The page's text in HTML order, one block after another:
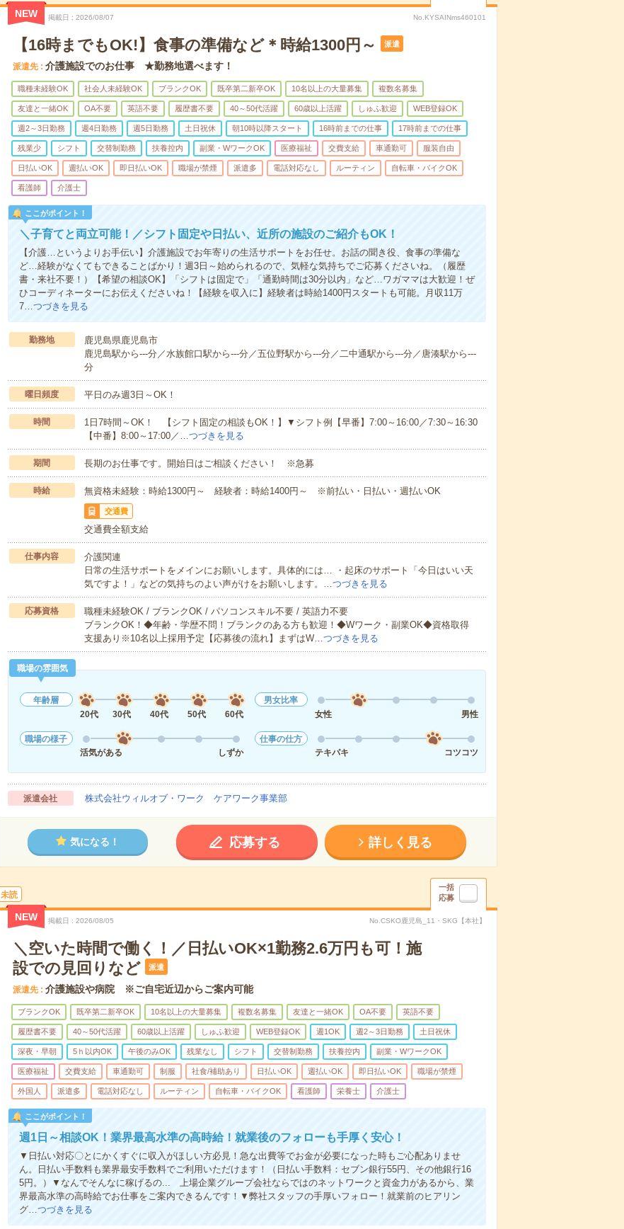
NEW 掲載日 2026/08/07 No.KYSAINms460101
【16時までもOK!】食事の準備など＊時給1300円～ 派遣
派遣先 介護施設でのお仕事 ★勤務地選べます！
職種未経験OK 社会人未経験OK ブランクOK 既卒第二新卒OK 10名以上の大量募集 複数名募集
友達と一緒OK OA不要 英語不要 履歴書不要 40～50代活躍 60歳以上活躍 しゅふ歓迎 WEB登録OK
週2～3日勤務 週4日勤務 週5日勤務 土日祝休 朝10時以降スタート 16時前までの仕事 17時前までの仕事
残業少 シフト 交替制勤務 扶養控内 副業・WワークOK 医療福祉 交費支給 車通勤可 服装自由
日払いOK 週払いOK 即日払いOK 職場が禁煙 派遣多 電話対応なし ルーティン 自転車・バイクOK
看護師 介護士
ここがポイント！
＼子育てと両立可能！／シフト固定や日払い、近所の施設のご紹介もOK！
【介護…というよりお手伝い】介護施設でお年寄りの生活サポートをお任せ。お話の聞き役、食事の準備な
ど…経験がなくてもできることばかり！週3日～始められるので、気軽な気持ちでご応募くださいね。（履歴
書・来社不要！）【希望の相談OK】「シフトは固定で」「通勤時間は30分以内」など…ワガママは大歓迎！ぜ
ひコーディネーターにお伝えくださいね！【経験を収入に】経験者は時給1400円スタートも可能。月収11万
7…つづきを見る
勤務地
鹿児島県鹿児島市
鹿児島駅から---分／水族館口駅から---分／五位野駅から---分／二中通駅から---分／唐湊駅から---
分
曜日頻度 平日のみ週3日～OK！
時間
1日7時間～OK！ 【シフト固定の相談もOK！】▼シフト例【早番】7:00～16:00／7:30～16:30
【中番】8:00～17:00／…つづきを見る
期間 長期のお仕事です。開始日はご相談ください！ ※急募
時給 無資格未経験：時給1300円～ 経験者：時給1400円～ ※前払い・日払い・週払いOK
交通費
交通費全額支給
仕事内容
介護関連
日常の生活サポートをメインにお願いします。具体的には… ・起床のサポート「今日はいい天
気ですよ！」などの気持ちのよい声がけをお願いします。…つづきを見る
応募資格
職種未経験OK / ブランクOK / パソコンスキル不要 / 英語力不要
ブランクOK！◆年齢・学歴不問！ブランクのある方も歓迎！◆Wワーク・副業OK◆資格取得
支援あり※10名以上採用予定【応募後の流れ】まずはW…つづきを見る
職場の雰囲気
年齢層
20代
30代 40代 50代 60代
男女比率
女性
男性
職場の様子
活気がある
しずか
仕事の仕方
テキパキ
コツコツ
派遣会社 株式会社ウィルオブ・ワーク ケアワーク事業部
気になる！ 応募する 詳しく見る
未読
一括
応募
NEW 掲載日 2026/08/05 No.CSKO鹿児島_11・SKG【本社】
＼空いた時間で働く！／日払いOK×1勤務2.6万円も可！施
設での見回りなど
派遣
派遣先 介護施設や病院 ※ご自宅近辺からご案内可能
ブランクOK 既卒第二新卒OK 10名以上の大量募集 複数名募集 友達と一緒OK OA不要 英語不要
履歴書不要 40～50代活躍 60歳以上活躍 しゅふ歓迎 WEB登録OK 週1OK 週2～3日勤務 土日祝休
深夜・早朝 5ｈ以内OK 午後のみOK 残業なし シフト 交替制勤務 扶養控内 副業・WワークOK
医療福祉 交費支給 車通勤可 制服 社食/補助あり 日払いOK 週払いOK 即日払いOK 職場が禁煙
外国人 派遣多 電話対応なし ルーティン 自転車・バイクOK 看護師 栄養士 介護士
ここがポイント！
週1日～相談OK！業界最高水準の高時給！就業後のフォローも手厚く安心！
▼日払い対応〇とにかくすぐに収入がほしい方必見！急な出費等でお金が必要になった時もご心配ありませ
ん。日払い手数料も業界最安手数料でご利用いただけます！（日払い手数料：セブン銀行55円、その他銀行16
5円。）▼なんでそんなに稼げるの... 上場企業グループ会社ならではのネットワークと資金力があるから、業
界最高水準の高時給でお仕事をご案内できるんです！▼弊社スタッフの手厚いフォロー！就業前のヒアリン
グ…つづきを見る